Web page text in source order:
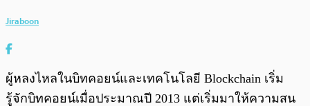
Jiraboon
ผู้หลงไหลในบิทคอยน์และเทคโนโลยี Blockchain เริ่ม
รู้จักบิทคอยน์เมื่อประมาณปี 2013 แต่เริ่มมาให้ความสน